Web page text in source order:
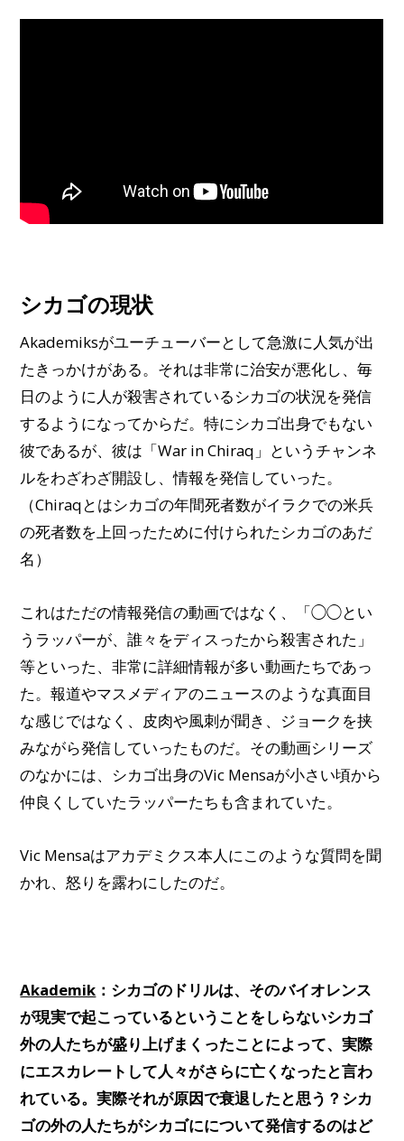
シカゴの現状
Akademiksがユーチューバーとして急激に人気が出
たきっかけがある。それは非常に治安が悪化し、毎
日のように人が殺害されているシカゴの状況を発信
するようになってからだ。特にシカゴ出身でもない
彼であるが、彼は「War in Chiraq」というチャンネ
ルをわざわざ開設し、情報を発信していった。
（Chiraqとはシカゴの年間死者数がイラクでの米兵
の死者数を上回ったために付けられたシカゴのあだ
名）
これはただの情報発信の動画ではなく、「◯◯とい
うラッパーが、誰々をディスったから殺害された」
等といった、非常に詳細情報が多い動画たちであっ
た。報道やマスメディアのニュースのような真面目
な感じではなく、皮肉や風刺が聞き、ジョークを挟
みながら発信していったものだ。その動画シリーズ
のなかには、シカゴ出身のVic Mensaが小さい頃から
仲良くしていたラッパーたちも含まれていた。
Vic Mensaはアカデミクス本人にこのような質問を聞
かれ、怒りを露わにしたのだ。
Akademik ：シカゴのドリルは、そのバイオレンス
が現実で起こっているということをしらないシカゴ
外の人たちが盛り上げまくったことによって、実際
にエスカレートして人々がさらに亡くなったと言わ
れている。実際それが原因で衰退したと思う？シカ
ゴの外の人たちがシカゴにについて発信するのはど